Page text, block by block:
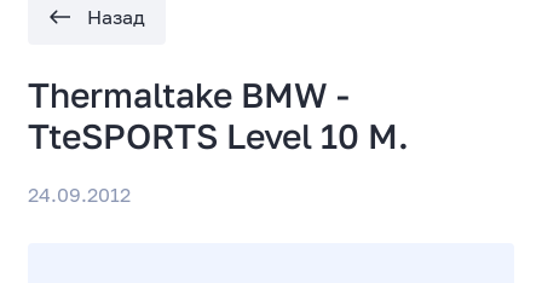
Назад
Thermaltake BMW -
TteSPORTS Level 10 M.
24.09.2012